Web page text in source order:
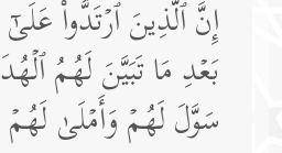
إِنَّ ٱلَّذِینَ ٱرۡتَدُّوا۟
بَعۡدِ مَا تَبَیَّنَ لَهُمُ
سَوَّلَ لَهُمۡ وَأَمۡلَىٰ لَهُمۡ